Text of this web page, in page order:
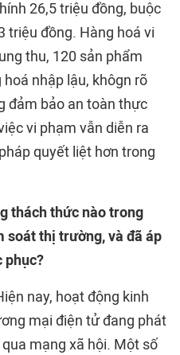
26,5 triệu đồng, buộc
triệu đồng. Hàng hoá vi
thu, 120 sản phẩm
nhập lậu, khôgn rõ
đảm bảo an toàn thực
vi phạm vẫn diễn ra
quyết liệt hơn trong
thách thức nào trong
thị trường, và đã áp
phục?
nay, hoạt động kinh
mại điện tử đang phát
mạng xã hội. Một số